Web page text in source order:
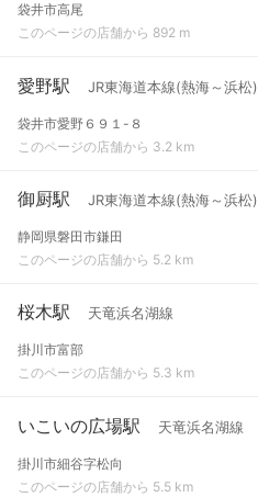
袋井市高尾
このページの店舗から 892 m
愛野駅 JR東海道本線(熱海～浜松)
袋井市愛野６９１-８
このページの店舗から 3.2 km
御厨駅 JR東海道本線(熱海～浜松)
静岡県磐田市鎌田
このページの店舗から 5.2 km
桜木駅 天竜浜名湖線
掛川市富部
このページの店舗から 5.3 km
いこいの広場駅 天竜浜名湖線
掛川市細谷字松向
このページの店舗から 5.5 km